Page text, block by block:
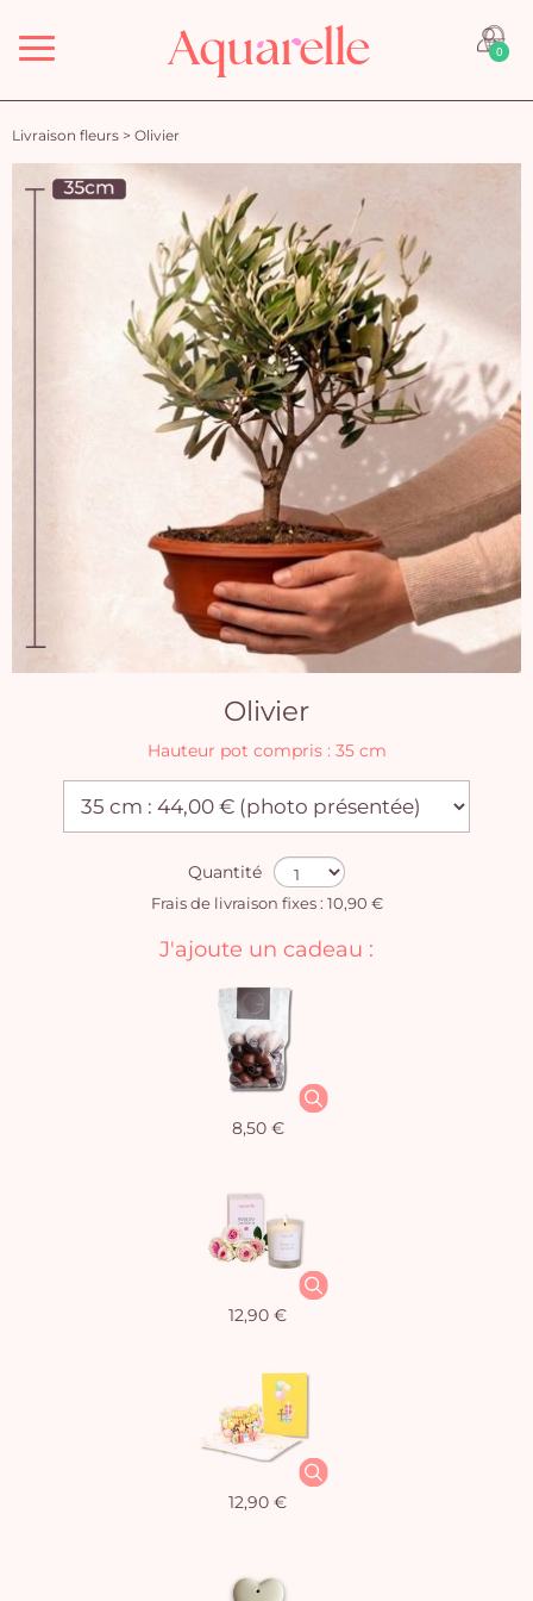
Menu 0
Livraison fleurs > Olivier
Olivier
Hauteur pot compris : 35 cm
Quantité
Frais de livraison fixes : 10,90 €
J'ajoute un cadeau :
8,50 €
12,90 €
12,90 €